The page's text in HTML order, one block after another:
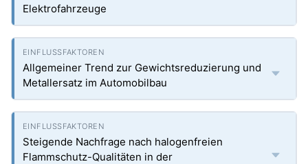
Elektrofahrzeuge
Allgemeiner Trend zur Gewichtsreduzierung und
Metallersatz im Automobilbau
Steigende Nachfrage nach halogenfreien
Flammschutz-Qualitäten in der